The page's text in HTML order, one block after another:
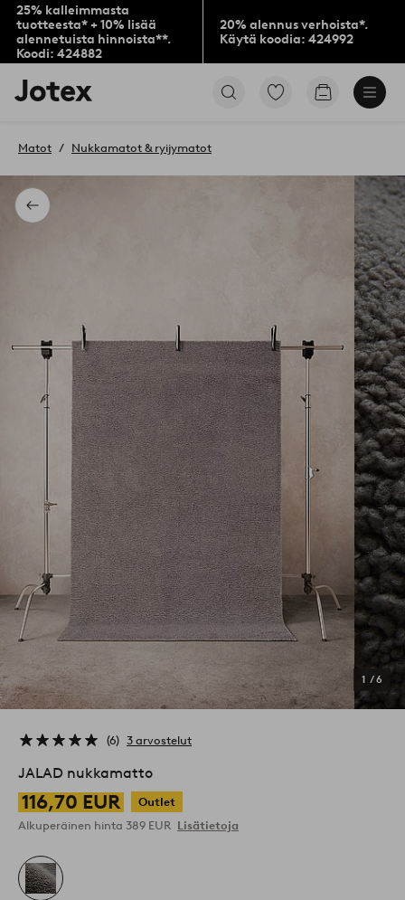
25% kalleimmasta
tuotteesta* + 10% lisää
alennetuista hinnoista**.
Koodi: 424882
20% alennus verhoista*.
Käytä koodia: 424992
Jotex-
logo
aloitussivulle
Siirry
Siirry
Takaisin
Matot Nukkamatot & ryijymatot
1 /6
6 3 arvostelut
JALAD nukkamatto
116,70 EUR
Outlet
Alkuperäinen hinta 389 EUR Lisätietoja